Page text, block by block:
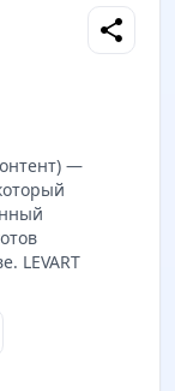
—
LEVART
share